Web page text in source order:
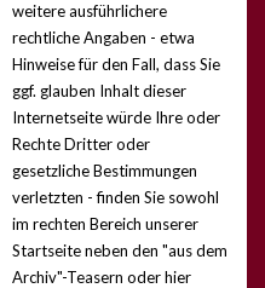
weitere ausführlichere
rechtliche Angaben - etwa
Hinweise für den Fall, dass Sie
ggf. glauben Inhalt dieser
Internetseite würde Ihre oder
Rechte Dritter oder
gesetzliche Bestimmungen
verletzten - finden Sie sowohl
im rechten Bereich unserer
Startseite neben den "aus dem
Archiv"-Teasern oder hier